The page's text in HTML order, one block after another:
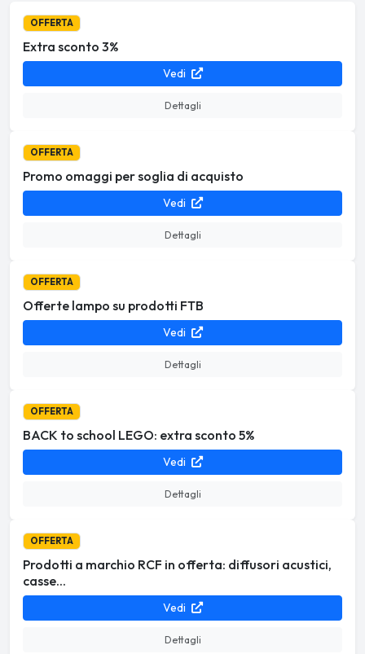
OFFERTA
Extra sconto 3%
Vedi
Dettagli
OFFERTA
Promo omaggi per soglia di acquisto
Vedi
Dettagli
OFFERTA
Offerte lampo su prodotti FTB
Vedi
Dettagli
OFFERTA
BACK to school LEGO: extra sconto 5%
Vedi
Dettagli
OFFERTA
Prodotti a marchio RCF in offerta: diffusori acustici,
casse...
Vedi
Dettagli